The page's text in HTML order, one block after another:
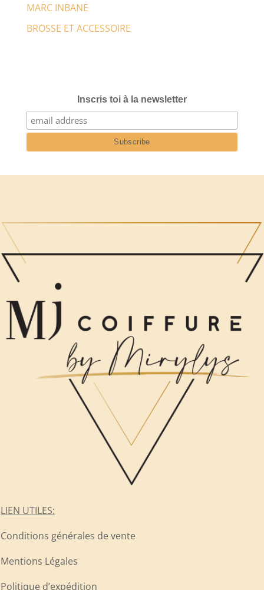
MARC INBANE
BROSSE ET ACCESSOIRE
Inscris toi à la newsletter
LIEN UTILES:
Conditions générales de vente
Mentions Légales
Politique d’expédition